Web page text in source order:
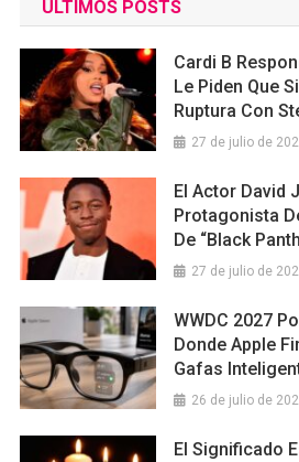
ÚLTIMOS POSTS
Cardi B
Le Piden Que
Ruptura Con
27 de julio de
El Actor David
Protagonista
De “Black
27 de julio de
WWDC 2027
Donde Apple
Gafas
26 de julio de
El Significado